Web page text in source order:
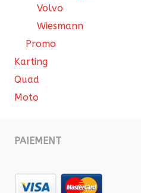
Volvo
Wiesmann
Promo
Karting
Quad
Moto
PAIEMENT